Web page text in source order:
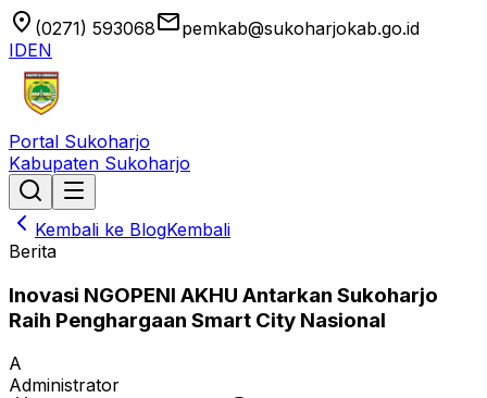
location_on (0271) 593068emailpemkab@sukoharjokab.go.id
IDEN
Portal Sukoharjo
Kabupaten Sukoharjo
Kembali ke BlogKembali
Berita
Inovasi NGOPENI AKHU Antarkan Sukoharjo
Raih Penghargaan Smart City Nasional
A
Administrator